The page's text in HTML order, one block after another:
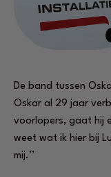
De band tussen
Oskar al 29 jaar
voorlopers, gaat hij
weet wat ik hier bij
mij.’’